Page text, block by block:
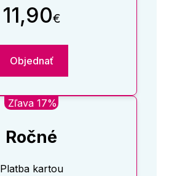
11,90€
Objednať
Zľava 17%
Ročné
Platba kartou